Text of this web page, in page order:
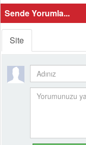
Sende Yorumla...
Site